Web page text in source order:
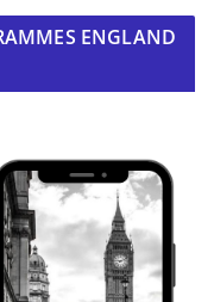
ENGLAND